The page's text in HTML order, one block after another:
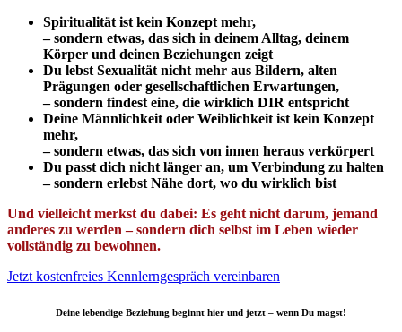
Spiritualität ist kein Konzept mehr,
– sondern etwas, das sich in deinem Alltag, deinem
Körper und deinen Beziehungen zeigt
Du lebst Sexualität nicht mehr aus Bildern, alten
Prägungen oder gesellschaftlichen Erwartungen,
– sondern findest eine, die wirklich DIR entspricht
Deine Männlichkeit oder Weiblichkeit ist kein Konzept
mehr,
– sondern etwas, das sich von innen heraus verkörpert
Du passt dich nicht länger an, um Verbindung zu halten
– sondern erlebst Nähe dort, wo du wirklich bist
Und vielleicht merkst du dabei: Es geht nicht darum, jemand
anderes zu werden – sondern dich selbst im Leben wieder
vollständig zu bewohnen.
Jetzt kostenfreies Kennlerngespräch vereinbaren
Deine lebendige Beziehung beginnt hier und jetzt – wenn Du magst!